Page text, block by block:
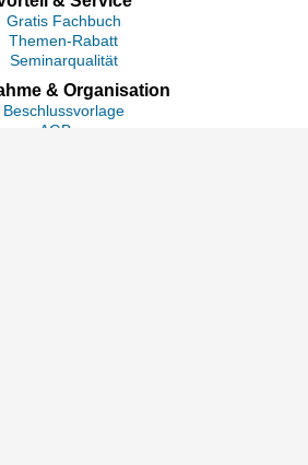
Gratis Fachbuch
Themen-Rabatt
Seminarqualität
& Organisation
Beschlussvorlage
AGBen